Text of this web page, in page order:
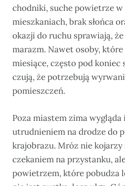
chodniki, suche powietrze
mieszkaniach, brak słońca
okazji do ruchu sprawiają,
marazm. Nawet osoby,
miesiące, często pod
czują, że potrzebują
pomieszczeń.
Poza miastem zima wygląda
utrudnieniem na drodze do
krajobrazu. Mróz nie kojarzy
czekaniem na przystanku,
powietrzem, które pobudza